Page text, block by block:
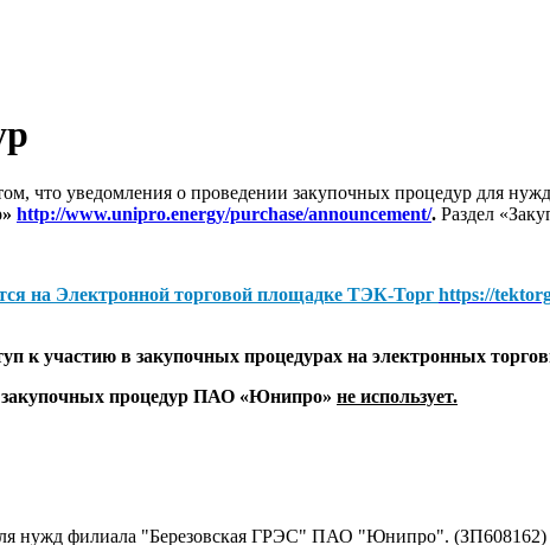
что уведомления о проведении закупочных процедур для
http://www.unipro.energy/purchase/announcement/. Раздел
на Электронной торговой площадке ТЭК-Торг https://
к участию в закупочных процедурах на электронных
закупочных процедур ПАО «Юнипро» не использует.
нужд филиала "Березовская ГРЭС" ПАО "Юнипро". (ЗП608162)